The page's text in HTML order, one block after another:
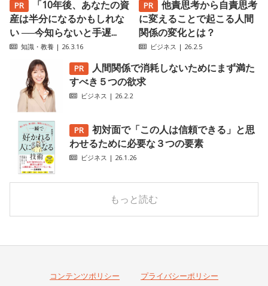
「10年後、あなたの資
産は半分になるかもしれな
い ──今知らないと手遅...
知識・教養 | 26.3.16
他責思考から自責思考
に変えることで起こる人間
関係の変化とは？
ビジネス | 26.2.5
人間関係で消耗しないためにまず満た
すべき５つの欲求
ビジネス | 26.2.2
初対面で「この人は信頼できる」と思
わせるために必要な３つの要素
ビジネス | 26.1.26
もっと読む
コンテンツポリシー プライバシーポリシー